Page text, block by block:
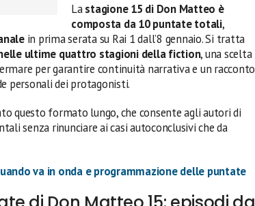
Lastagione 15 di Don Matteo è
composta da 10 puntate totali,
in prima serata su Rai 1 dall’8 gennaio. Si tratta
ultime quattro stagioni della fiction, una scelta
per garantire continuità narrativa e un racconto
personali dei protagonisti.
questo formato lungo, che consente agli autori di
senza rinunciare ai casi autoconclusivi che da
va in onda e programmazione delle puntate